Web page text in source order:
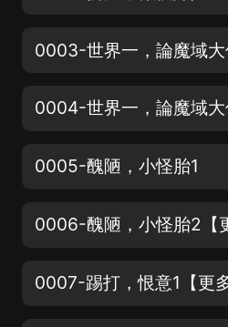
0005-醜陋，小怪胎1